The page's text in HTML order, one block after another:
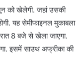
को खेलेगी. जहां उसकी
यह सेमीफाइनल मुकाबला
8 बजे से खेला जाएगा.
इसमें साउथ अफ्रीका की